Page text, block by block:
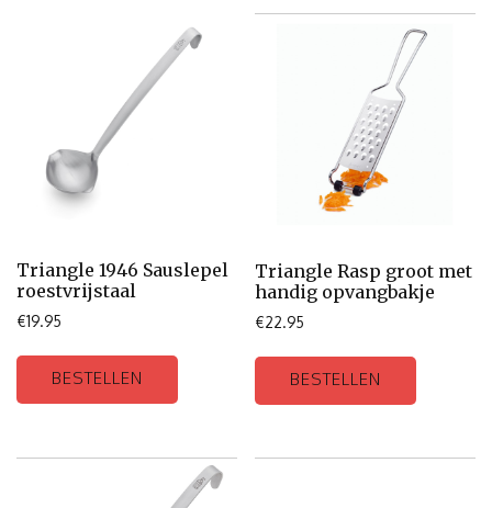
Triangle 1946 Sauslepel
roestvrijstaal
€19.95
BESTELLEN
Triangle Rasp groot met
handig opvangbakje
€22.95
BESTELLEN